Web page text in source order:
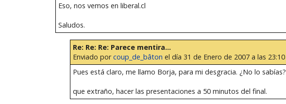
Eso, nos vemos en liberal.cl
Saludos.
Re: Re: Re: Parece mentira...
Enviado porcoup_de_bâton el día 31 de Enero de 2007 a las 23:10
Pues está claro, me llamo Borja, para mi desgracia. ¿No lo sabías?
que extraño, hacer las presentaciones a 50 minutos del final.